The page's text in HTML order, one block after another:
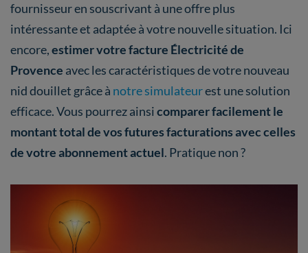
fournisseur en souscrivant à une offre plus
intéressante et adaptée à votre nouvelle situation. Ici
encore,estimer votre facture Électricité de
Provence avec les caractéristiques de votre nouveau
nid douillet grâce à notre simulateurest une solution
efficace. Vous pourrez ainsicomparer facilement le
montant total de vos futures facturations avec celles
de votre abonnement actuel. Pratique non ?